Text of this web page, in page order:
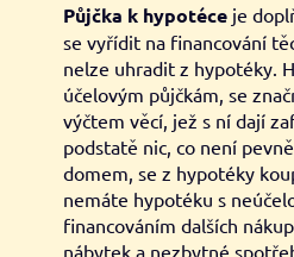
Půjčka k hypotéceje
se vyřídit na financování
nelze uhradit z hypotéky.
účelovým půjčkám, se
výčtem věcí, jež s ní dají
podstatě nic, co není
domem, se z hypotéky
nemáte hypotéku s
financováním dalších
nábytek a nezbytné